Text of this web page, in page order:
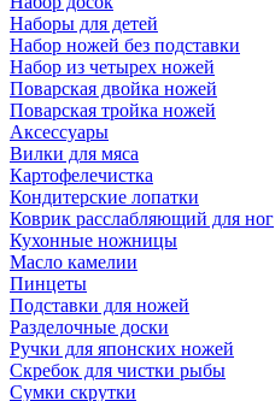
Наборы для детей
Набор ножей без подставки
Набор из четырех ножей
Поварская двойка ножей
Поварская тройка ножей
Аксессуары
Вилки для мяса
Картофелечистка
Кондитерские лопатки
Коврик расслабляющий для ног
Кухонные ножницы
Масло камелии
Пинцеты
Подставки для ножей
Разделочные доски
Ручки для японских ножей
Скребок для чистки рыбы
Сумки скрутки